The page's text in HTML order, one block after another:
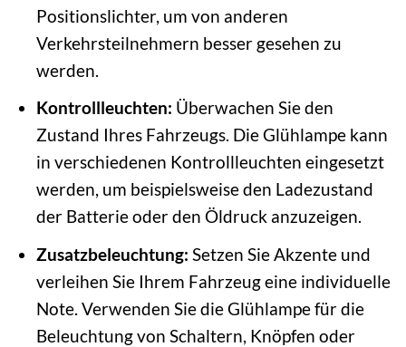
Positionslichter, um von anderen
Verkehrsteilnehmern besser gesehen zu
werden.
Kontrollleuchten: Überwachen Sie den
Zustand Ihres Fahrzeugs. Die Glühlampe kann
in verschiedenen Kontrollleuchten eingesetzt
werden, um beispielsweise den Ladezustand
der Batterie oder den Öldruck anzuzeigen.
Zusatzbeleuchtung: Setzen Sie Akzente und
verleihen Sie Ihrem Fahrzeug eine individuelle
Note. Verwenden Sie die Glühlampe für die
Beleuchtung von Schaltern, Knöpfen oder